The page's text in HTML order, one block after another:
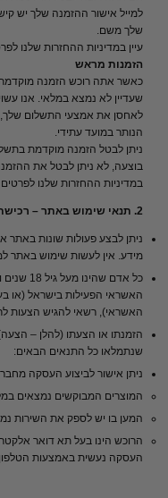
למייל אישור ההזמנה שלך יש
שלך משם.
עיין במדיניות ההחזרות שלנו
הזמנות מראש
כאשר אתה רוכש הזמנה
שעדיין לא נמצא במלאי. אנו
לאחסן את אמצעי התשלום שלך,
הנותר במועד עתידי.
ניתן לבטל הזמנה מוקדמת
בוצעה, לא ניתן לבטל את
במדיניות ההחזרות שלנו
2. תנאי שימוש באתר – רכישת שירותים וקבלת מידע
ניתן לבצע פעולות שונות באתר
מידע. אין לעשות שימוש באתר
כל אדם
האשראי הפעילות בישראל (או
האשראי), רשאי להגיש הצעות
הזמנתו או הצעתו (להלן –
שנתמלאו כל התנאים הבאים:
ניתן אישור לביצוע העסקה
המוצרים המבוקשים נמצאים
המען בו יש לספק את השירות
הרוכש הינו בעל תא דואר
העסקה נעשית באמצעות